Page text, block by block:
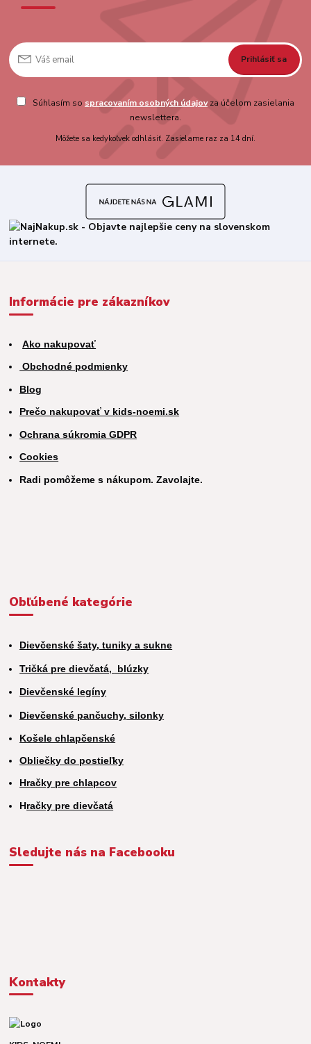
Prihlásiť sa
Súhlasím so spracovaním osobných údajovza účelom zasielania
newslettera.
Môžete sa kedykoľvek odhlásiť. Zasielame raz za 14 dní.
Informácie pre zákazníkov
Ako nakupovať
Obchodné podmienky
Blog
Prečo nakupovať v kids-noemi.sk
Ochrana súkromia GDPR
Cookies
Radi pomôžeme s nákupom. Zavolajte.
Obľúbené kategórie
Dievčenské šaty, tuniky a sukne
Tričká pre dievčatá, blúzky
Dievčenské legíny
Dievčenské pančuchy, silonky
Košele chlapčenské
Obliečky do postieľky
Hračky pre chlapcov
Hračky pre dievčatá
Sledujte nás na Facebooku
Kontakty